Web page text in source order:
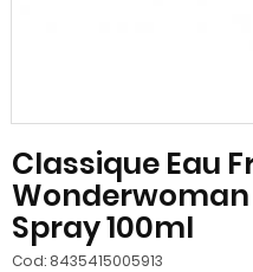
Classique Eau
Wonderwoman
Spray 100ml
Cod: 8435415005913